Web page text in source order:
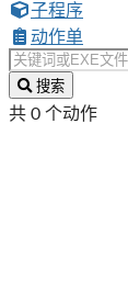
子程序
动作单
搜索
共 0 个动作